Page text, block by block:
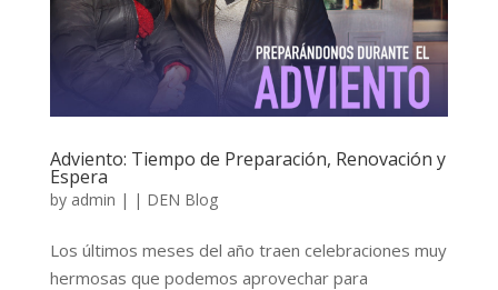
Adviento: Tiempo de Preparación, Renovación y
Espera
by admin | | DEN Blog
Los últimos meses del año traen celebraciones muy
hermosas que podemos aprovechar para